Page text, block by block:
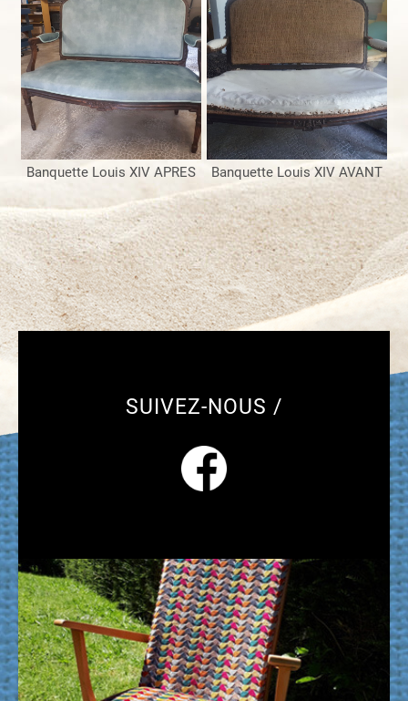
Banquette Louis XIV APRES Banquette Louis XIV AVANT
SUIVEZ-NOUS /